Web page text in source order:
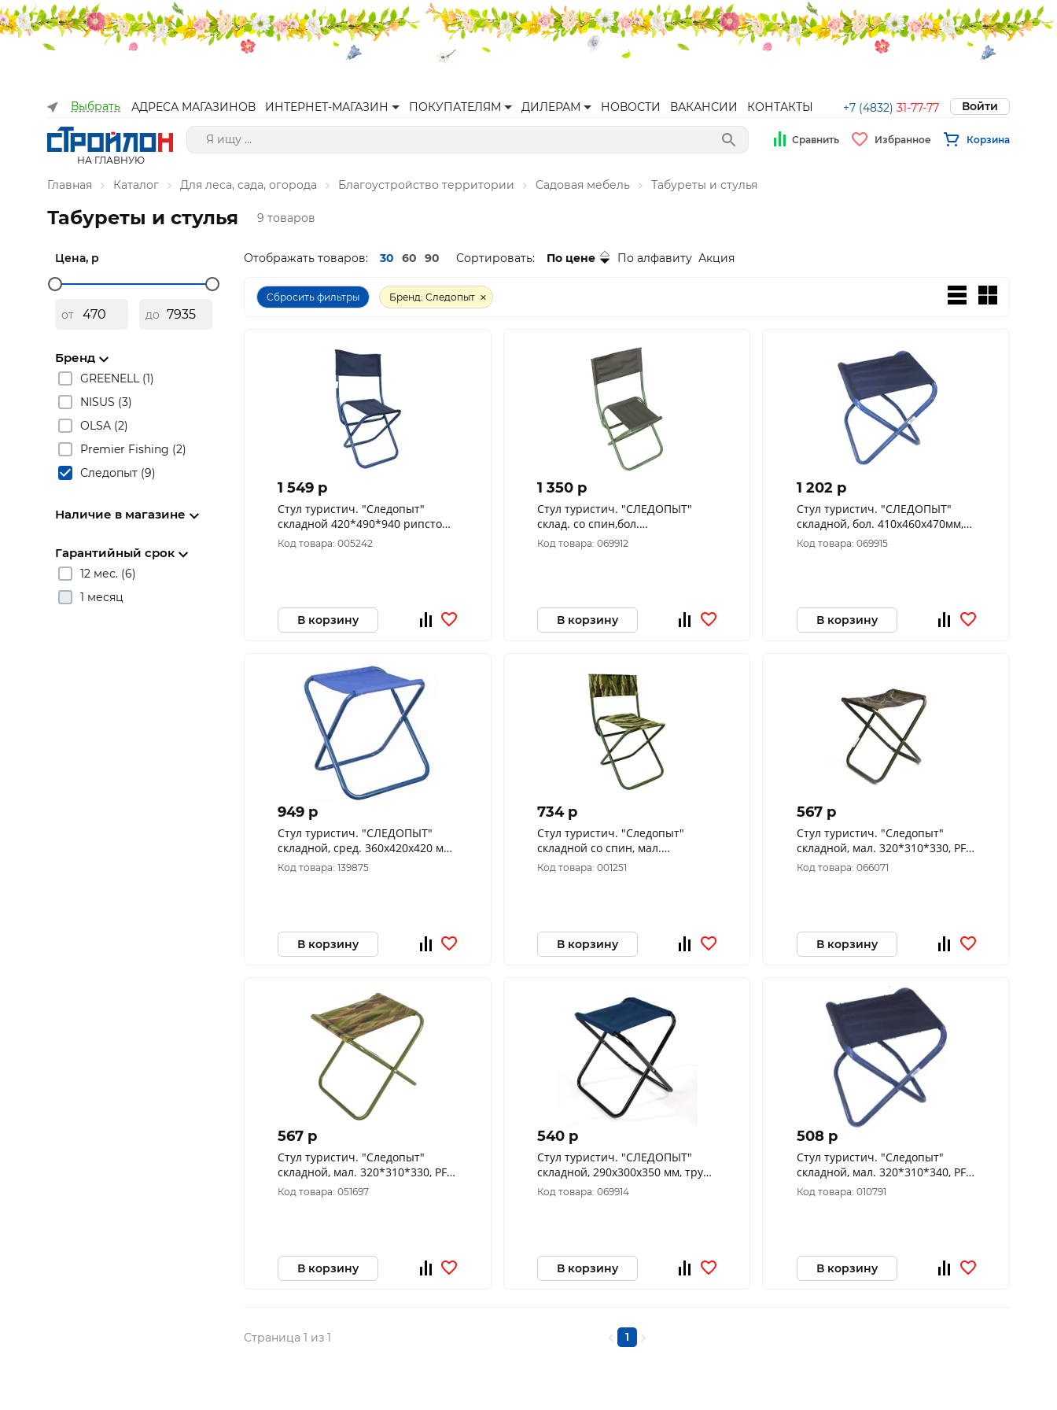
Выбрать АДРЕСА МАГАЗИНОВ ИНТЕРНЕТ-МАГАЗИН ПОКУПАТЕЛЯМ ДИЛЕРАМ НОВОСТИ ВАКАНСИИ КОНТАКТЫ +7 (4832) 31-77-77 Войти
НА ГЛАВНУЮ
Сравнить Избранное Корзина
Главная Каталог Для леса, сада, огорода Благоустройство территории Садовая мебель Табуреты и стулья
Табуреты и стулья 9 товаров
Цена, р
от до
Бренд
GREENELL (1)
NISUS (3)
OLSA (2)
Premier Fishing (2)
Следопыт (9)
Наличие в магазине
Гарантийный срок
12 мес. (6)
1 месяц
Отображать товаров: 30 60 90 Сортировать: По цене По алфавиту Акция
Сбросить фильтры Бренд: Следопыт
1 549 p
Стул туристич. "Следопыт"
складной 420*490*940 рипстоп
т.синий PF-FOR-S05
Код товара: 005242
В корзину
1 350 p
Стул туристич. "СЛЕДОПЫТ"
склад. со спин,бол.
420х490х940мм,труба сталь25х1
(рипстоп т.хаки)
Код товара: 069912
В корзину
1 202 p
Стул туристич. "СЛЕДОПЫТ"
складной, бол. 410х460х470мм,
труба сталь 25х1 мм (рибстоп т.
синий)
Код товара: 069915
В корзину
949 p
Стул туристич. "СЛЕДОПЫТ"
складной, сред. 360х420х420 мм,
труба сталь 20х1 мм (василек)
PF-FOR-S13
Код товара: 139875
В корзину
734 p
Стул туристич. "Следопыт"
складной со спин, мал.
320*340*580, PF-FOR-S09
Код товара: 001251
В корзину
567 p
Стул туристич. "Следопыт"
складной, мал. 320*310*330, PF-
FOR-S16
Код товара: 066071
В корзину
567 p
Стул туристич. "Следопыт"
складной, мал. 320*310*330, PF-
FOR-S07
Код товара: 051697
В корзину
540 p
Стул туристич. "СЛЕДОПЫТ"
складной, 290х300х350 мм, труба
сталь 16х0,8 мм, грузопод-ть 70
Код товара: 069914
В корзину
508 p
Стул туристич. "Следопыт"
складной, мал. 320*310*340, PF-
FOR-S08
Код товара: 010791
В корзину
Страница 1 из 1 1